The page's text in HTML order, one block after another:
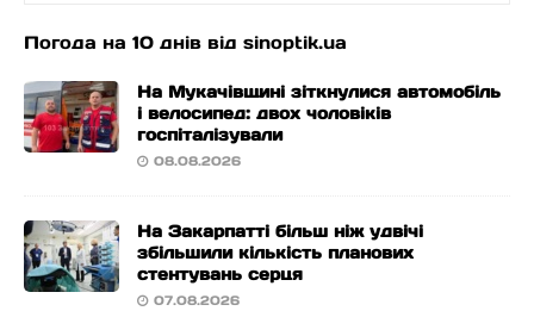
Погода на 10 днів від sinoptik.ua
На Мукачівщині зіткнулися автомобіль
і велосипед: двох чоловіків
госпіталізували
08.08.2026
На Закарпатті більш ніж удвічі
збільшили кількість планових
стентувань серця
07.08.2026